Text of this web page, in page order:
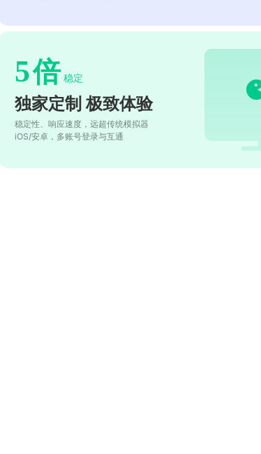
5倍 稳定
独家定制 极致体验
稳定性、响应速度，远超传统模拟器
iOS/安卓，多账号登录与互通